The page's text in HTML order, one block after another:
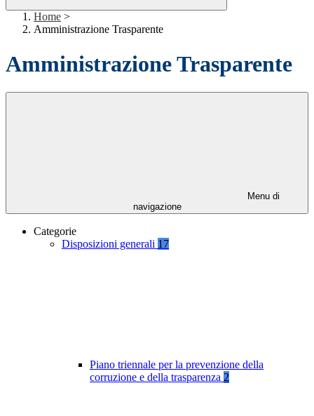
Home >
Amministrazione Trasparente
Amministrazione Trasparente
Menu di
navigazione
Categorie
Disposizioni generali 17
Piano triennale per la prevenzione della
corruzione e della trasparenza 2